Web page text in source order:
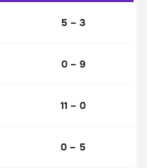
5 – 3
0 – 9
11 – 0
0 – 5